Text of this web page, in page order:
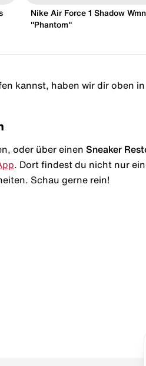
Nike Air Force 1 Shadow
"Phantom"
kannst, haben wir dir oben
oder über einen Sneaker
. Dort findest du nicht nur
Schau gerne rein!